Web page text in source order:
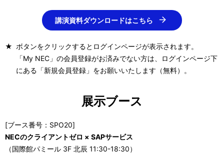
講演資料ダウンロードはこちら
★ ボタンをクリックするとログインページが表示されます。
「My NEC」の会員登録がお済みでない方は、ログインページ下
にある「新規会員登録」をお願いいたします（無料）。
展示ブース
[ブース番号：SPO20]
NECのクライアントゼロ × SAPサービス
（国際館パミール 3F 北辰 11:30-18:30）